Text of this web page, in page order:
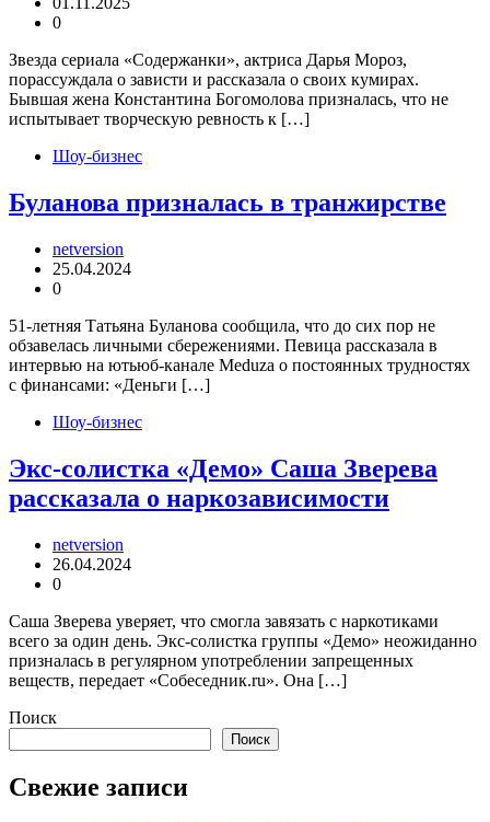
0
Звезда сериала «Содержанки», актриса Дарья Мороз,
порассуждала о зависти и рассказала о своих кумирах.
Бывшая жена Константина Богомолова призналась, что не
испытывает творческую ревность к […]
Шоу-бизнес
Буланова призналась в транжирстве
netversion
25.04.2024
0
51-летняя Татьяна Буланова сообщила, что до сих пор не
обзавелась личными сбережениями. Певица рассказала в
интервью на ютьюб-канале Meduza о постоянных трудностях
с финансами: «Деньги […]
Шоу-бизнес
Экс-солистка «Демо» Саша Зверева
рассказала о наркозависимости
netversion
26.04.2024
0
Саша Зверева уверяет, что смогла завязать с наркотиками
всего за один день. Экс-солистка группы «Демо» неожиданно
призналась в регулярном употреблении запрещенных
веществ, передает «Собеседник.ru». Она […]
Поиск
Поиск
Свежие записи